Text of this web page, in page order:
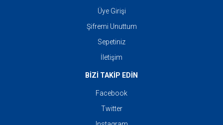
Üye Girişi
Şifremi Unuttum
Sepetiniz
İletişim
BİZİ TAKİP EDİN
Facebook
Twitter